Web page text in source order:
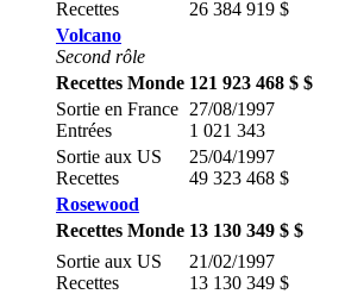
Recettes
26 384 919 $
Volcano
Second rôle
Recettes Monde 121 923 468 $ $
Sortie en France
Entrées
27/08/1997
1 021 343
Sortie aux US
Recettes
25/04/1997
49 323 468 $
Rosewood
Recettes Monde 13 130 349 $ $
Sortie aux US
Recettes
21/02/1997
13 130 349 $